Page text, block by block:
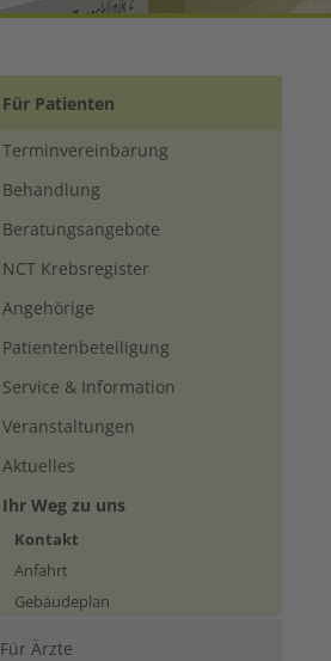
Für Patienten
Terminvereinbarung
Behandlung
Beratungsangebote
NCT Krebsregister
Angehörige
Patientenbeteiligung
Service & Information
Veranstaltungen
Aktuelles
Ihr Weg zu uns
Kontakt
Anfahrt
Gebäudeplan
Für Ärzte